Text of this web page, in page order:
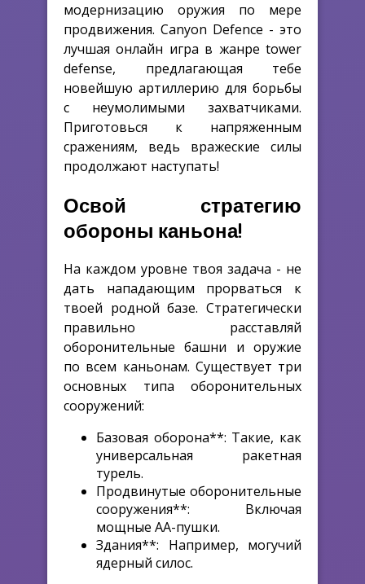
модернизацию оружия по мере
продвижения. Canyon Defence - это
лучшая онлайн игра в жанре tower
defense, предлагающая тебе
новейшую артиллерию для борьбы
с неумолимыми захватчиками.
Приготовься к напряженным
сражениям, ведь вражеские силы
продолжают наступать!
Освой стратегию
обороны каньона!
На каждом уровне твоя задача - не
дать нападающим прорваться к
твоей родной базе. Стратегически
правильно расставляй
оборонительные башни и оружие
по всем каньонам. Существует три
основных типа оборонительных
сооружений:
Базовая оборона**: Такие, как
универсальная ракетная
турель.
Продвинутые оборонительные
сооружения**: Включая
мощные АА-пушки.
Здания**: Например, могучий
ядерный силос.